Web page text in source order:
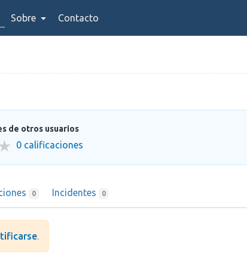
Sobre Contacto
de otros usuarios
0 calificaciones
0 Incidentes 0
.